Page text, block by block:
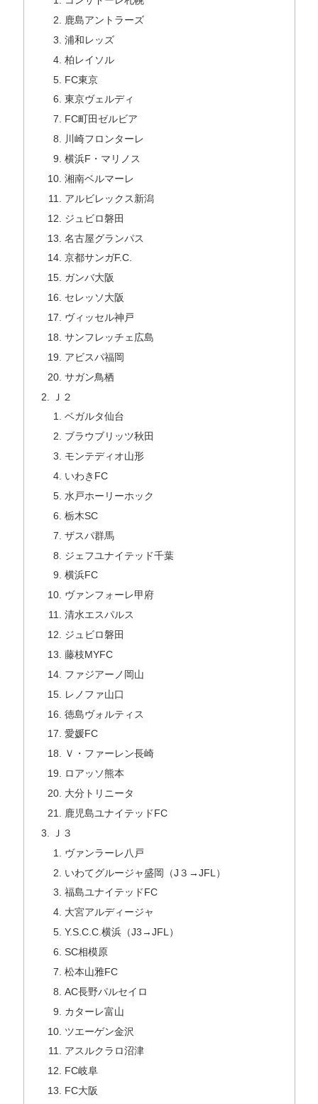
鹿島アントラーズ
浦和レッズ
柏レイソル
FC東京
東京ヴェルディ
FC町田ゼルビア
川崎フロンターレ
横浜F・マリノス
湘南ベルマーレ
アルビレックス新潟
ジュビロ磐田
名古屋グランパス
京都サンガF.C.
ガンバ大阪
セレッソ大阪
ヴィッセル神戸
サンフレッチェ広島
アビスパ福岡
サガン鳥栖
Ｊ２
ベガルタ仙台
ブラウブリッツ秋田
モンテディオ山形
いわきFC
水戸ホーリーホック
栃木SC
ザスパ群馬
ジェフユナイテッド千葉
横浜FC
ヴァンフォーレ甲府
清水エスパルス
ジュビロ磐田
藤枝MYFC
ファジアーノ岡山
レノファ山口
徳島ヴォルティス
愛媛FC
Ｖ・ファーレン長崎
ロアッソ熊本
大分トリニータ
鹿児島ユナイテッドFC
Ｊ３
ヴァンラーレ八戸
いわてグルージャ盛岡（J３→JFL）
福島ユナイテッドFC
大宮アルディージャ
Y.S.C.C.横浜（J3→JFL）
SC相模原
松本山雅FC
AC長野パルセイロ
カターレ富山
ツエーゲン金沢
アスルクラロ沼津
FC岐阜
FC大阪